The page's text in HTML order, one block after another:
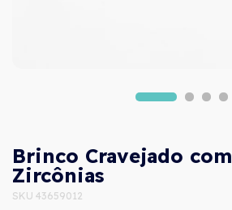
Brinco Cravejado com
Zircônias
SKU 43659012